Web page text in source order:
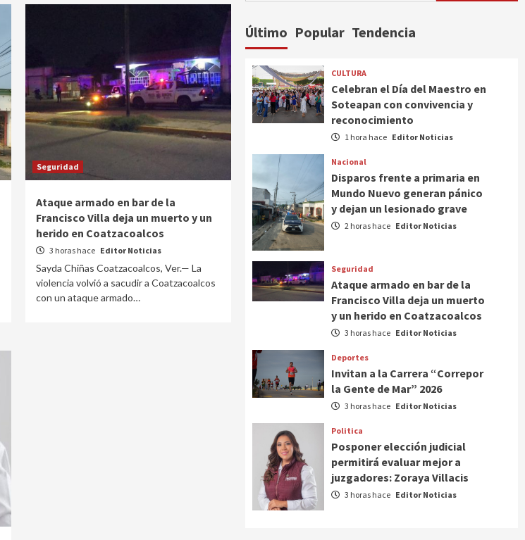
Seguridad
Ataque armado en bar de la
Francisco Villa deja un muerto y un
herido en Coatzacoalcos
3 horas hace Editor Noticias
Sayda Chiñas Coatzacoalcos, Ver.— La
violencia volvió a sacudir a Coatzacoalcos
con un ataque armado…
Último Popular Tendencia
CULTURA
Celebran el Día del Maestro en
Soteapan con convivencia y
reconocimiento
1 hora hace Editor Noticias
Nacional
Disparos frente a primaria en
Mundo Nuevo generan pánico
y dejan un lesionado grave
2 horas hace Editor Noticias
Seguridad
Ataque armado en bar de la
Francisco Villa deja un muerto
y un herido en Coatzacoalcos
3 horas hace Editor Noticias
Deportes
Invitan a la Carrera “Correpor
la Gente de Mar” 2026
3 horas hace Editor Noticias
Politica
Posponer elección judicial
permitirá evaluar mejor a
juzgadores: Zoraya Villacis
3 horas hace Editor Noticias